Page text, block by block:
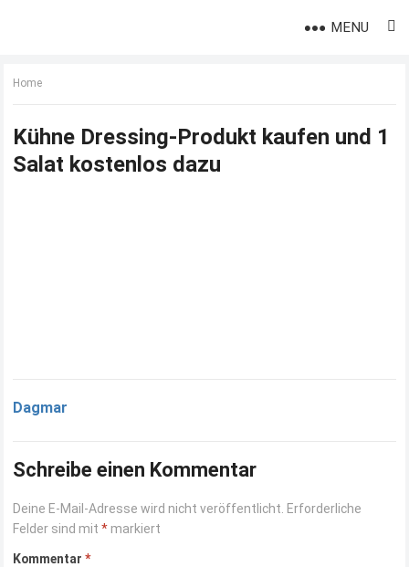
MENU
Home
Kühne Dressing-Produkt kaufen und 1
Salat kostenlos dazu
Dagmar
Schreibe einen Kommentar
Deine E-Mail-Adresse wird nicht veröffentlicht. Erforderliche
Felder sind mit* markiert
Kommentar*